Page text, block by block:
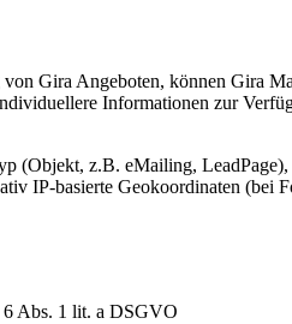
Gira Angeboten, können Gira
Informationen zur
(Objekt, z.B. eMailing,
IP-basierte Geokoordinaten
6 Abs. 1 lit. a DSGVO